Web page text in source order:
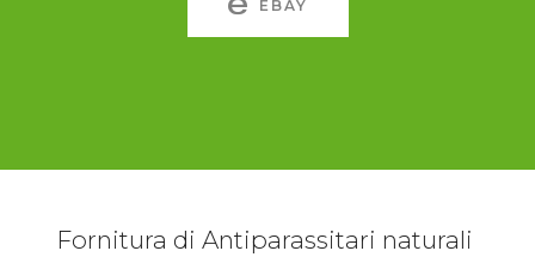
EBAY
Fornitura di Antiparassitari naturali